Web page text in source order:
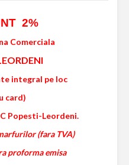
2%
Comerciala
integral pe loc
card)
Popesti-Leordeni.
(fara TVA)
proforma emisa